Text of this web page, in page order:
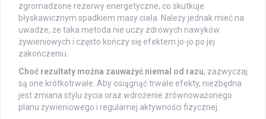
zgromadzone rezerwy energetyczne, co skutkuje
błyskawicznym spadkiem masy ciała. Należy jednak mieć na
uwadze, że taka metoda nie uczy zdrowych nawyków
żywieniowych i często kończy się efektem jo-jo po jej
zakończeniu.
Choć rezultaty można zauważyć niemal od razu, zazwyczaj
są one krótkotrwałe. Aby osiągnąć trwałe efekty, niezbędna
jest zmiana stylu życia oraz wdrożenie zrównoważonego
planu żywieniowego i regularnej aktywności fizycznej.